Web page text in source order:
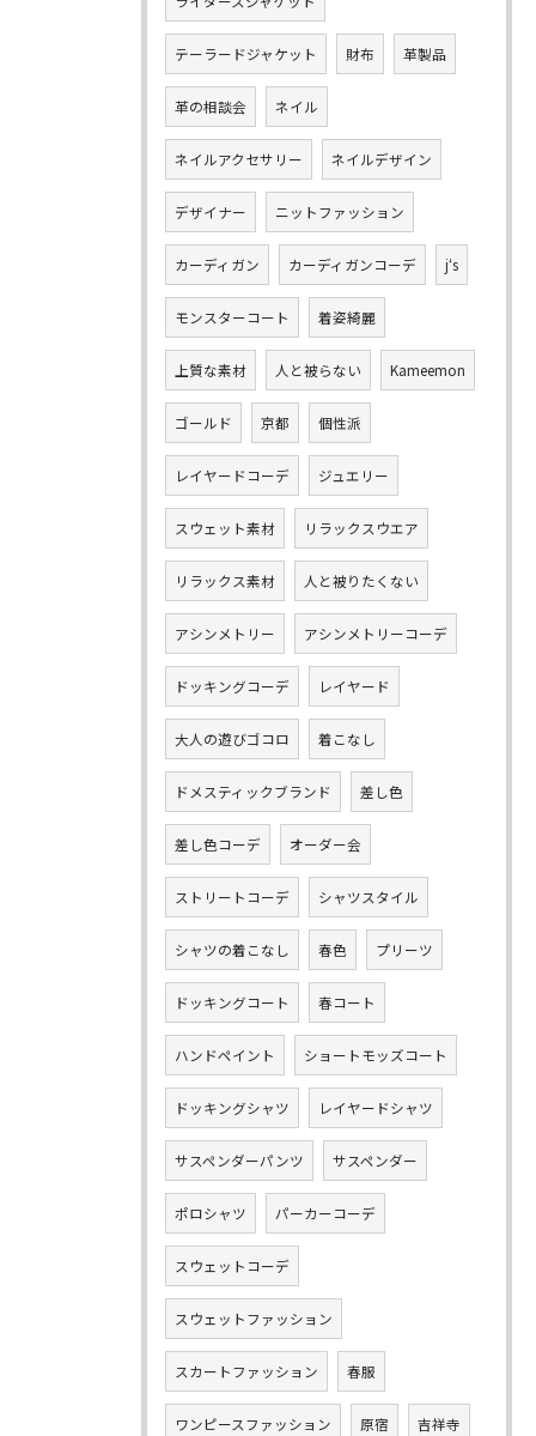
テーラードジャケット 財布 革製品
革の相談会 ネイル
ネイルアクセサリー ネイルデザイン
デザイナー ニットファッション
カーディガン カーディガンコーデ j‘s
モンスターコート 着姿綺麗
上質な素材 人と被らない Kameemon
ゴールド 京都 個性派
レイヤードコーデ ジュエリー
スウェット素材 リラックスウエア
リラックス素材 人と被りたくない
アシンメトリー アシンメトリーコーデ
ドッキングコーデ レイヤード
大人の遊びゴコロ 着こなし
ドメスティックブランド 差し色
差し色コーデ オーダー会
ストリートコーデ シャツスタイル
シャツの着こなし 春色 プリーツ
ドッキングコート 春コート
ハンドペイント ショートモッズコート
ドッキングシャツ レイヤードシャツ
サスペンダーパンツ サスペンダー
ポロシャツ パーカーコーデ
スウェットコーデ
スウェットファッション
スカートファッション 春服
ワンピースファッション 原宿 吉祥寺